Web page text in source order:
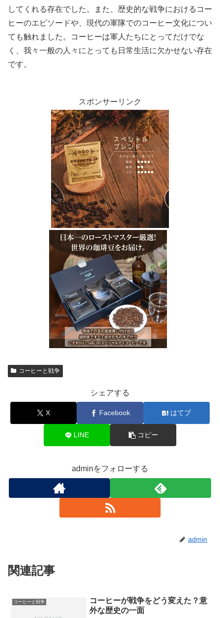
してくれる存在でした。また、歴史的な戦争におけるコー
ヒーのエピソードや、現代の軍隊でのコーヒー文化につい
ても触れました。コーヒーは軍人たちにとってだけでな
く、我々一般の人々にとっても日常生活に欠かせない存在
です。
スポンサーリンク
コーヒーと戦争
シェアする
X Facebook はてブ
LINE コピー
adminをフォローする
admin
関連記事
コーヒーと戦争
コーヒーが戦争をどう変えた？意
外な歴史の一面